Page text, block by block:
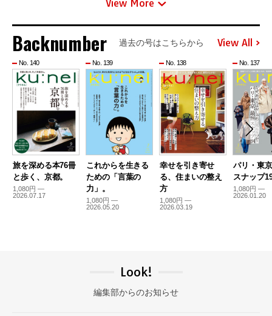
View More
Backnumber 過去の号はこちらから View All
No. 140
旅を深める本76冊
と歩く、京都。
1,080円 —
2026.07.17
No. 139
これからを生きる
ための「言葉の
力」。
1,080円 —
2026.05.20
No. 138
幸せを引き寄せ
る、住まいの整え
方
1,080円 —
2026.03.19
No. 137
パリ・東
スナップ
1,080円 —
2026.01.20
Look!
編集部からのお知らせ